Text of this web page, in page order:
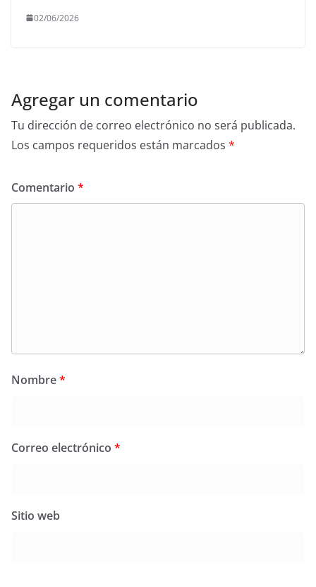
02/06/2026
Agregar un comentario
Tu dirección de correo electrónico no será publicada.
Los campos requeridos están marcados *
Comentario *
Nombre*
Correo electrónico *
Sitio web